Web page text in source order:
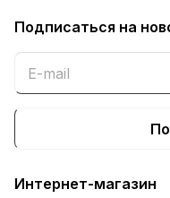
Подписаться на
Интернет-магазин